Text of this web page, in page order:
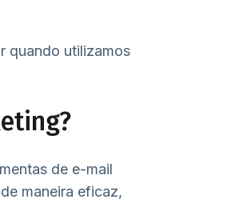
quando utilizamos
de e-mail
maneira eficaz,